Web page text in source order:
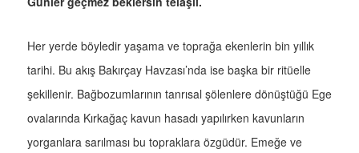
Her yerde böyledir yaşama ve toprağa ekenlerin bin yıllık
tarihi. Bu akış Bakırçay Havzası’nda ise başka bir ritüelle
şekillenir. Bağbozumlarının tanrısal şölenlere dönüştüğü Ege
ovalarında Kırkağaç kavun hasadı yapılırken kavunların
yorganlara sarılması bu topraklara özgüdür. Emeğe ve